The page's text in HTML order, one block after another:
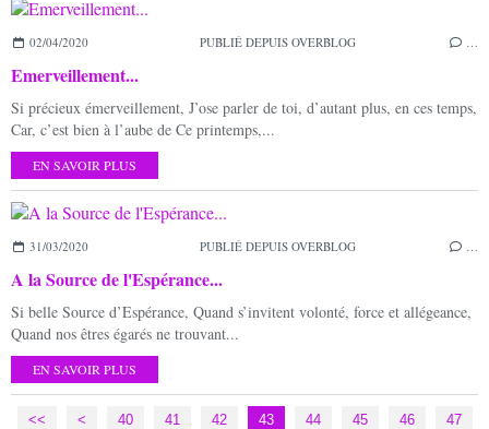
02/04/2020 PUBLIÉ DEPUIS OVERBLOG
Emerveillement...
Si précieux émerveillement, J’ose parler de toi, d’autant plus, en ces temps,
Car, c’est bien à l’aube de Ce printemps,...
EN SAVOIR PLUS
31/03/2020 PUBLIÉ DEPUIS OVERBLOG
A la Source de l'Espérance...
Si belle Source d’Espérance, Quand s’invitent volonté, force et allégeance,
Quand nos êtres égarés ne trouvant...
EN SAVOIR PLUS
<< < 10
20
30
40 41 42 43 44 45 46
47